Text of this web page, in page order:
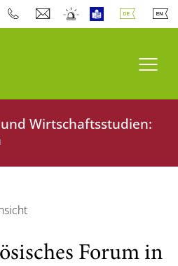
Wirtschaftsstudien:
Forum in